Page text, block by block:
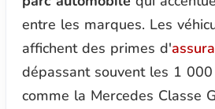
entre les marques. Les
affichent des primes d'
dépassant souvent les 1
comme la Mercedes Classe